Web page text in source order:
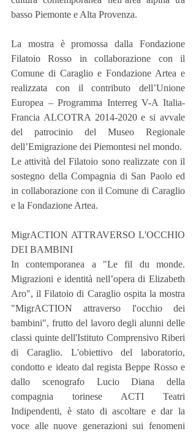
basso Piemonte e Alta Provenza.
La mostra è promossa dalla Fondazione
Filatoio Rosso in collaborazione con il
Comune di Caraglio e Fondazione Artea e
realizzata con il contributo dell’Unione
Europea – Programma Interreg V-A Italia-
Francia ALCOTRA 2014-2020 e si avvale
del patrocinio del Museo Regionale
dell’Emigrazione dei Piemontesi nel mondo.
Le attività del Filatoio sono realizzate con il
sostegno della Compagnia di San Paolo ed
in collaborazione con il Comune di Caraglio
e la Fondazione Artea.
MigrACTION ATTRAVERSO L'OCCHIO
DEI BAMBINI
In contemporanea a "Le fil du monde.
Migrazioni e identità nell’opera di Elizabeth
Aro", il Filatoio di Caraglio ospita la mostra
"MigrACTION attraverso l'occhio dei
bambini", frutto del lavoro degli alunni delle
classi quinte dell'Istituto Comprensivo Riberi
di Caraglio. L'obiettivo del laboratorio,
condotto e ideato dal regista Beppe Rosso e
dallo scenografo Lucio Diana della
compagnia torinese ACTI Teatri
Indipendenti, è stato di ascoltare e dar la
voce alle nuove generazioni sui fenomeni